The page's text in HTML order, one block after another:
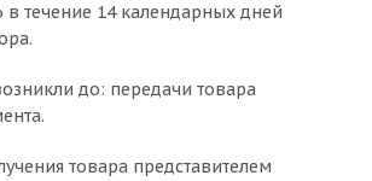
течение 14 календарных дней
до: передачи товара
товара представителем